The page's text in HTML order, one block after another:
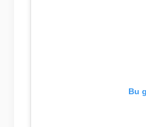
Bu